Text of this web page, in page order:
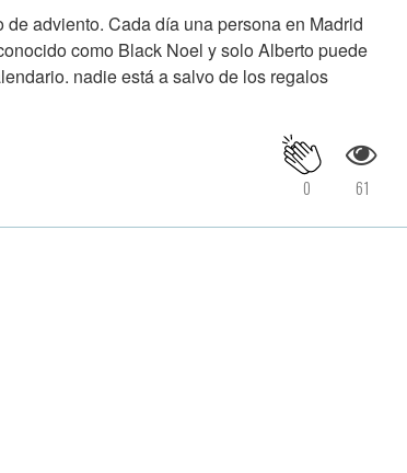
adviento. Cada día una persona en Madrid
como Black Noel y solo Alberto puede
nadie está a salvo de los regalos
61
0